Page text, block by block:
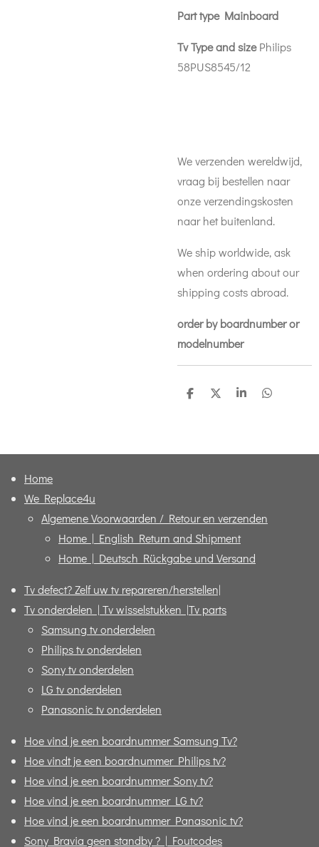
Part type Mainboard
Tv Type and sizePhilips
58PUS8545/12
We verzenden wereldwijd,
vraag bij bestellen naar
onze verzendingskosten
naar het buitenland.
We ship worldwide, ask
when ordering about our
shipping costs abroad.
order by boardnumber or
modelnumber
D
D
S
D
Home
We Replace4u
Algemene Voorwaarden / Retour en verzenden
Home | English Return and Shipment
Home | Deutsch Rückgabe und Versand
Tv defect? Zelf uw tv repareren/herstellen|
Tv onderdelen | Tv wisselstukken |Tv parts
Samsung tv onderdelen
Philips tv onderdelen
Sony tv onderdelen
LG tv onderdelen
Panasonic tv onderdelen
Hoe vind je een boardnummer Samsung Tv?
Hoe vindt je een boardnummer Philips tv?
Hoe vind je een boardnummer Sony tv?
Hoe vind je een boardnummer LG tv?
Hoe vind je een boardnummer Panasonic tv?
Sony Bravia geen standby ? | Foutcodes